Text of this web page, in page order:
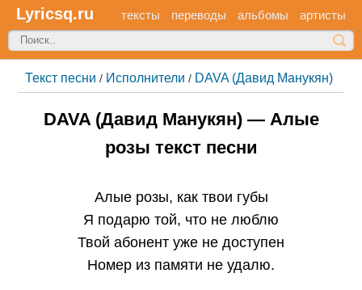
Lyricsq.ru тексты переводы альбомы артисты
Текст песни / Исполнители / DAVA (Давид Манукян)
DAVA (Давид Манукян) — Алые
розы текст песни
Алые розы, как твои губы
Я подарю той, что не люблю
Твой абонент уже не доступен
Номер из памяти не удалю.